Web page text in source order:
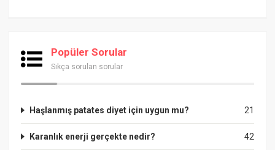
Popüler Sorular
Sıkça sorulan sorular
21
Haşlanmış patates diyet için uygun mu?
42
Karanlık enerji gerçekte nedir?